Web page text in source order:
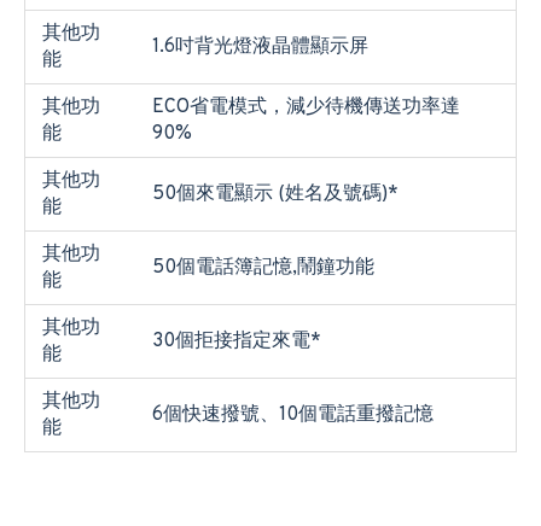
其他功
能
1.6吋背光燈液晶體顯示屏
其他功
能
ECO省電模式，減少待機傳送功率達
90%
其他功
能
50個來電顯示 (姓名及號碼)*
其他功
能
50個電話簿記憶,鬧鐘功能
其他功
能
30個拒接指定來電*
其他功
能
6個快速撥號、10個電話重撥記憶